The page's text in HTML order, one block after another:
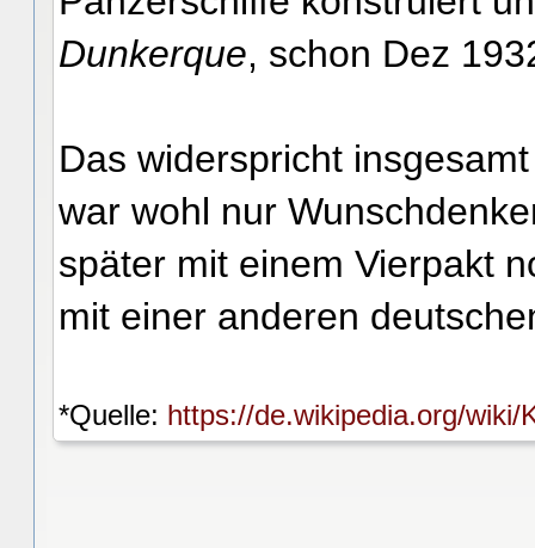
Dunkerque, schon Dez
Das widerspricht
war wohl nur
später mit einem Vierpakt
mit einer anderen
*Quelle: https://de.wikipedia.org/wiki/